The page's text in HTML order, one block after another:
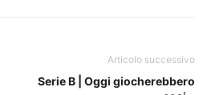
Articolo successivo
Serie B | Oggi giocherebbero